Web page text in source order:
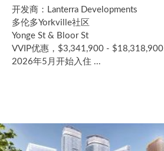
开发商：Lanterra Developments
多伦多Yorkville社区
Yonge St & Bloor St
VVIP优惠，$3,341,900 - $18,318,900
2026年5月开始入住 ...